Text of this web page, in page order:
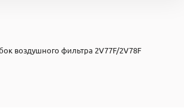
воздушного фильтра 2V77F/2V78F